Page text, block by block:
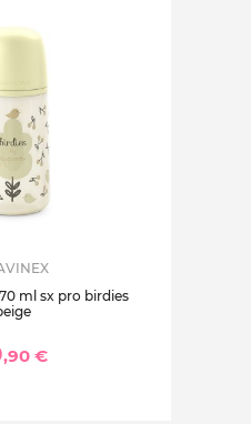
ml sx pro birdies
,90 €